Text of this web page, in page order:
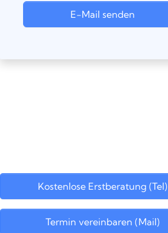
E-Mail senden
Kostenlose Erstberatung (Tel)
Termin vereinbaren (Mail)